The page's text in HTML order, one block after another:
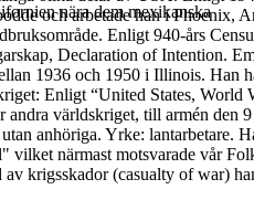
och arbetade han i Phoenix,
Enligt 940-års
Declaration of Intention.
1936 och 1950 i Illinois. Han
Enligt “United States, World
andra världskriget, till armén den
anhöriga. Yrke: lantarbetare.
vilket närmast motsvarade vår
krigsskador (casualty of war)
nära demmexikanska